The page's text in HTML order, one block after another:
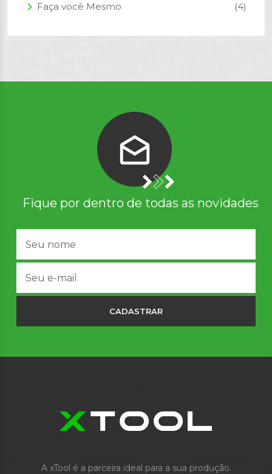
arrow_forward_ios Faça você Mesmo (4)
Fique por dentro de todas as novidades
CADASTRAR
A xTool é a parceira ideal para a sua produção.